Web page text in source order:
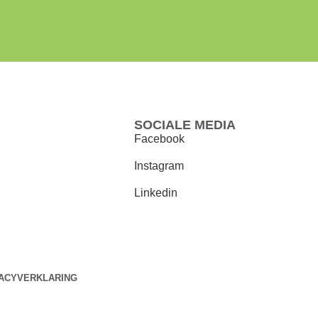
SOCIALE MEDIA
Facebook
Instagram
Linkedin